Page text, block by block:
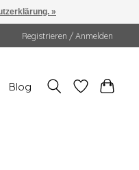
Registrieren / Anmelden
Blog
»